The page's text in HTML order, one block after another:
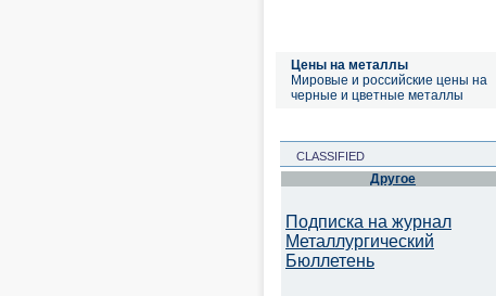
Цены на металлы
Мировые и российские цены на
черные и цветные металлы
CLASSIFIED
Другое
Подписка на журнал
Металлургический
Бюллетень